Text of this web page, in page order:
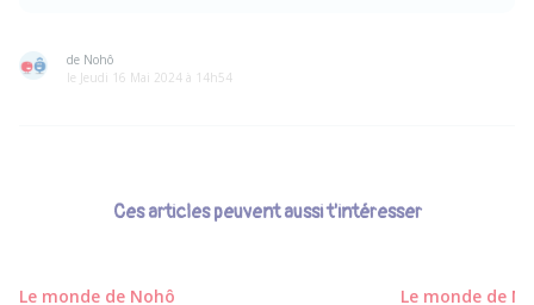
de Nohô
le Jeudi 16 Mai 2024 à 14h54
Ces articles peuvent aussi t'intéresser
Le monde de Nohô Le monde de